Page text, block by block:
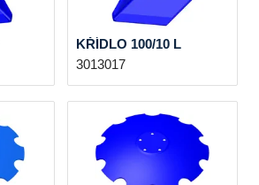
KŘÍDLO 100/10 L
3013017